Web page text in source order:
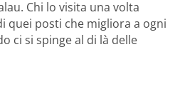
Chi lo visita una volta
quei posti che migliora a ogni
ci si spinge al di là delle